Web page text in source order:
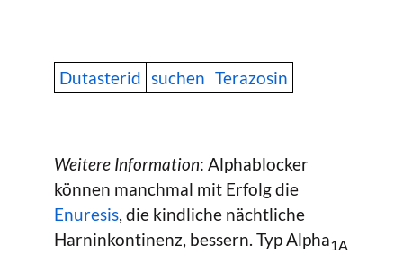
Dutasterid suchen Terazosin
Weitere Information: Alphablocker
können manchmal mit Erfolg die
Enuresis, die kindliche nächtliche
Harninkontinenz, bessern. Typ Alpha1A